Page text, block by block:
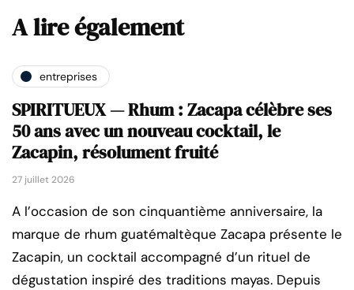
A lire également
entreprises
SPIRITUEUX — Rhum : Zacapa célèbre ses
50 ans avec un nouveau cocktail, le
Zacapin, résolument fruité
27 juillet 2026
A l’occasion de son cinquantième anniversaire, la
marque de rhum guatémaltèque Zacapa présente le
Zacapin, un cocktail accompagné d’un rituel de
dégustation inspiré des traditions mayas. Depuis